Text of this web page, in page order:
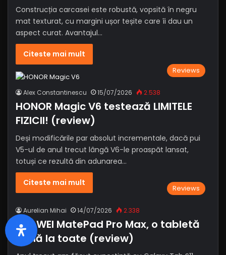
Construcția carcasei este robustă, vopsită în negru
mat texturat, cu margini ușor teșite care îi dau un
aspect curat. Avantajul…
Citeste mai mult
Reviews
Alex Constantinescu 15/07/2026 2.538
HONOR Magic V6 testează LIMITELE
FIZICII! (review)
Deși modificările par absolut incrementale, dacă pui
V5-ul de anul trecut lângă V6-le proaspăt lansat,
totuși ce rezultă din adunarea…
Citeste mai mult
Reviews
Aurelian Mihai 14/07/2026 2.338
HUAWEI MatePad Pro Max, o tabletă
bună la toate (review)